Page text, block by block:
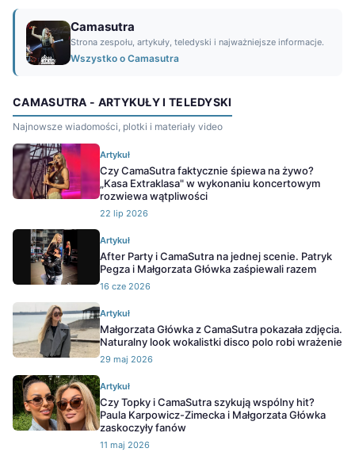
Camasutra
Strona zespołu, artykuły, teledyski i najważniejsze informacje.
Wszystko o Camasutra
CAMASUTRA - ARTYKUŁY I TELEDYSKI
Najnowsze wiadomości, plotki i materiały video
Artykuł
Czy CamaSutra faktycznie śpiewa na żywo?
„Kasa Extraklasa" w wykonaniu koncertowym
rozwiewa wątpliwości
22 lip 2026
Artykuł
After Party i CamaSutra na jednej scenie. Patryk
Pegza i Małgorzata Główka zaśpiewali razem
16 cze 2026
Artykuł
Małgorzata Główka z CamaSutra pokazała zdjęcia.
Naturalny look wokalistki disco polo robi wrażenie
29 maj 2026
Artykuł
Czy Topky i CamaSutra szykują wspólny hit?
Paula Karpowicz-Zimecka i Małgorzata Główka
zaskoczyły fanów
11 maj 2026